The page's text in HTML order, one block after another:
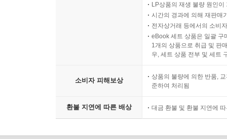
『잉여로서의 생명』은 흥미로운 책이며, 과학
LP상품의 재생 불량 원인
시간의 경과에 의해 재판매
전자상거래 등에서의 소비
eBook 세트 상품은 일괄 구
1개의 상품으로 취급 및 판
우, 세트 상품 전부 및 세트
소비자 피해보상
상품의 불량에 의한 반품,
준하여 처리됨
환불 지연에 따른 배상 대금 환불 및 환불 지연에